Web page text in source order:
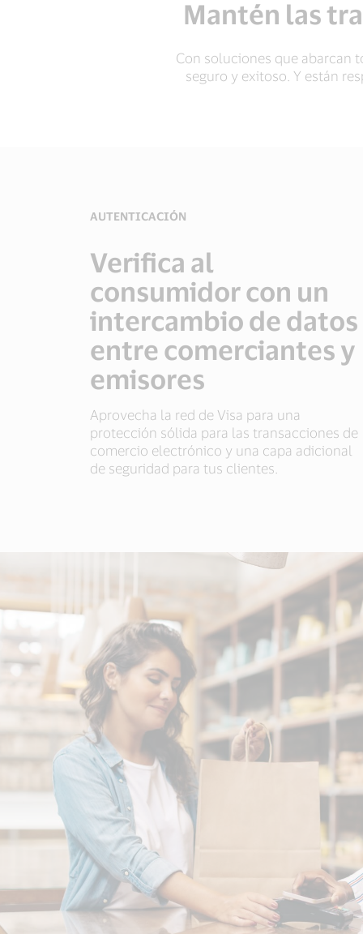
Mantén las
Con soluciones que abarcan
seguro y exitoso. Y están
AUTENTICACIÓN
Verifica al
consumidor con un
intercambio de datos
entre comerciantes y
emisores
Aprovecha la red de Visa para una
protección sólida para las transacciones de
comercio electrónico y una capa adicional
de seguridad para tus clientes.